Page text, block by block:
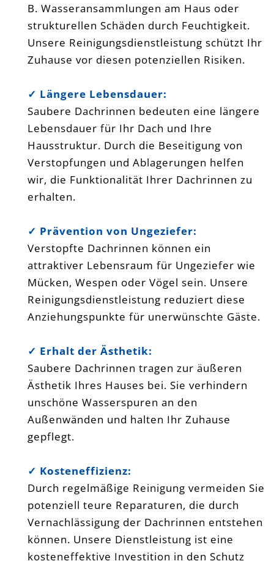
B. Wasseransammlungen am Haus oder
strukturellen Schäden durch Feuchtigkeit.
Unsere Reinigungsdienstleistung schützt Ihr
Zuhause vor diesen potenziellen Risiken.
✓ Längere Lebensdauer:
Saubere Dachrinnen bedeuten eine längere
Lebensdauer für Ihr Dach und Ihre
Hausstruktur. Durch die Beseitigung von
Verstopfungen und Ablagerungen helfen
wir, die Funktionalität Ihrer Dachrinnen zu
erhalten.
✓ Prävention von Ungeziefer:
Verstopfte Dachrinnen können ein
attraktiver Lebensraum für Ungeziefer wie
Mücken, Wespen oder Vögel sein. Unsere
Reinigungsdienstleistung reduziert diese
Anziehungspunkte für unerwünschte Gäste.
✓ Erhalt der Ästhetik:
Saubere Dachrinnen tragen zur äußeren
Ästhetik Ihres Hauses bei. Sie verhindern
unschöne Wasserspuren an den
Außenwänden und halten Ihr Zuhause
gepflegt.
✓ Kosteneffizienz:
Durch regelmäßige Reinigung vermeiden Sie
potenziell teure Reparaturen, die durch
Vernachlässigung der Dachrinnen entstehen
können. Unsere Dienstleistung ist eine
kosteneffektive Investition in den Schutz